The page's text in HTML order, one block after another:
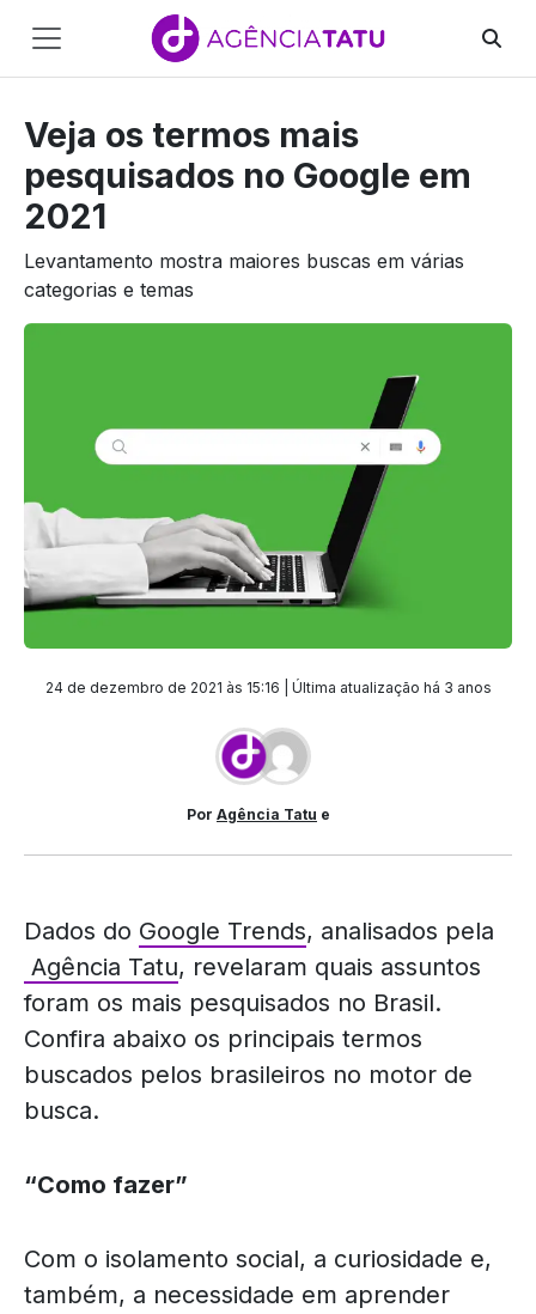
Pular para o conteúdo
Main
Navigation
Veja os termos mais
pesquisados no Google em
2021
Levantamento mostra maiores buscas em várias
categorias e temas
24 de dezembro de 2021 às 15:16 | Última atualização há 3 anos
Por Agência Tatu e
Dados do Google Trends, analisados pela
Agência Tatu, revelaram quais assuntos
foram os mais pesquisados no Brasil.
Confira abaixo os principais termos
buscados pelos brasileiros no motor de
busca.
“Como fazer”
Com o isolamento social, a curiosidade e,
também, a necessidade em aprender